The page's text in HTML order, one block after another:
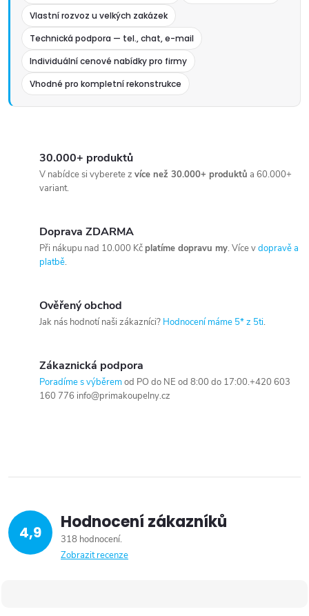
Vlastní rozvoz u velkých zakázek
Technická podpora — tel., chat, e-mail
Individuální cenové nabídky pro firmy
Vhodné pro kompletní rekonstrukce
30.000+ produktů
V nabídce si vyberete z více než 30.000+ produktů a 60.000+
variant.
Doprava ZDARMA
Při nákupu nad 10.000 Kčplatíme dopravu my. Více vdopravě a
platbě.
Ověřený obchod
Jak nás hodnotí naši zákazníci? Hodnocení máme 5* z 5ti.
Zákaznická podpora
Poradíme s výběremod PO do NE od 8:00 do 17:00.+420 603
160 776 info@primakoupelny.cz
4,9 Hodnocení zákazníků
318 hodnocení
Zobrazit recenze